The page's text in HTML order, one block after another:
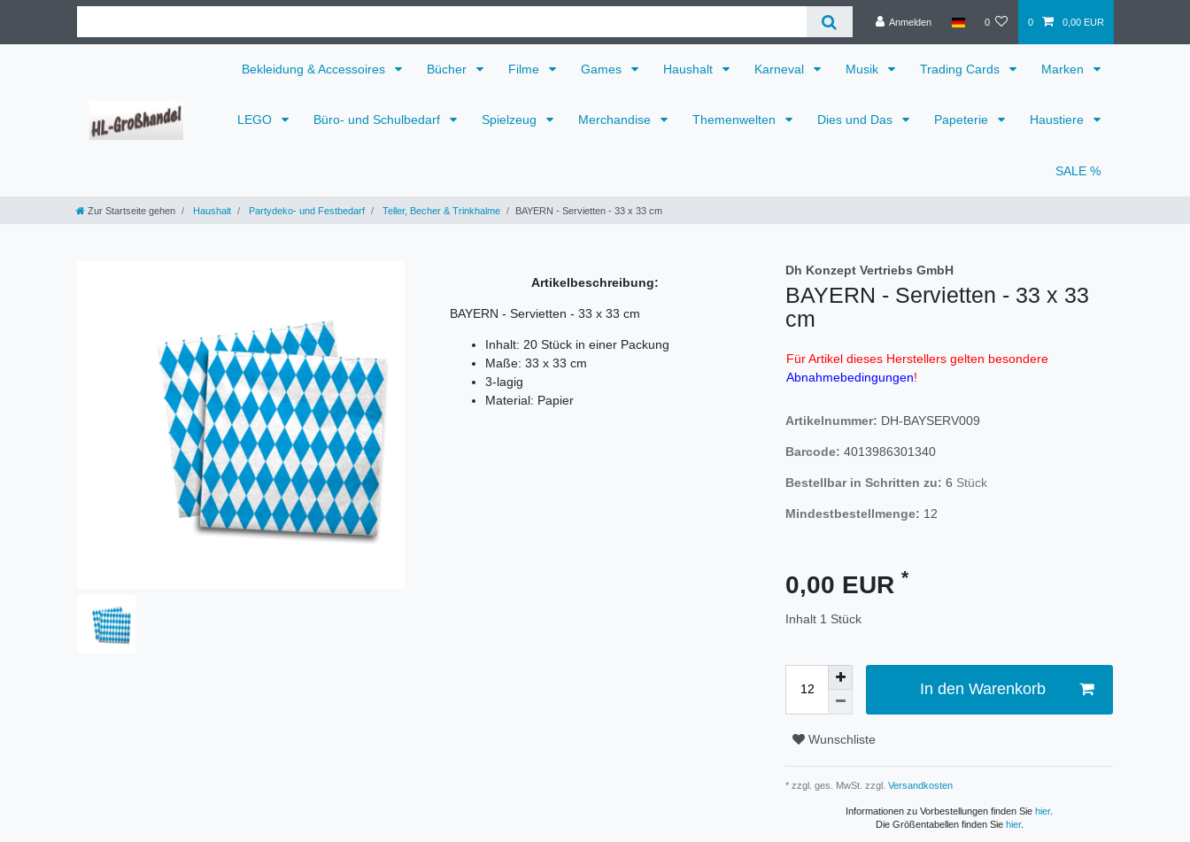
Anmelden 0 0 0,00 EUR
Bekleidung & Accessoires Bücher Filme Games Haushalt Karneval Musik Trading Cards Marken
LEGO Büro- und Schulbedarf Spielzeug Merchandise Themenwelten Dies und Das Papeterie Haustiere
SALE %
Zur Startseite gehen Haushalt Partydeko- und Festbedarf Teller, Becher & Trinkhalme BAYERN - Servietten - 33 x 33 cm
Artikelbeschreibung:
BAYERN - Servietten - 33 x 33 cm
Inhalt: 20 Stück in einer Packung
Maße: 33 x 33 cm
3-lagig
Material: Papier
Dh Konzept Vertriebs GmbH
BAYERN - Servietten - 33 x 33
cm
Für Artikel dieses Herstellers gelten besondere
Abnahmebedingungen!
Artikelnummer: DH-BAYSERV009
Barcode: 4013986301340
Bestellbar in Schritten zu: 6 Stück
Mindestbestellmenge: 12
0,00 EUR *
Inhalt 1 Stück
In den Warenkorb
Wunschliste
* zzgl. ges. MwSt. zzgl. Versandkosten
Informationen zu Vorbestellungen finden Sie hier.
Die Größentabellen finden Sie hier.